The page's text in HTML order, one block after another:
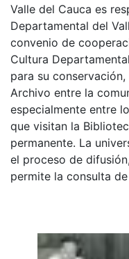
Valle del Cauca es
Departamental del
convenio de
Cultura
para su
Archivo entre la
especialmente entre
que visitan la
permanente. La
el proceso de
permite la consulta